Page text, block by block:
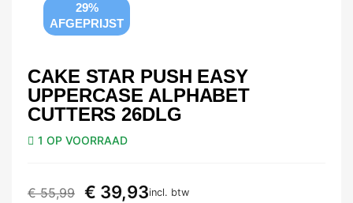
29%
AFGEPRIJST
CAKE STAR PUSH EASY
UPPERCASE ALPHABET
CUTTERS 26DLG
1 OP VOORRAAD
€55,99 € 39,93incl. btw